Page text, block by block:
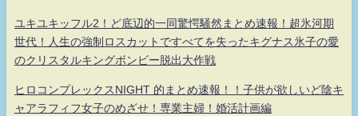
ユキユキッフル2！ど底辺的一同驚愕騒然まとめ速報！超氷河期
世代！人生の強制ロスカットですべてを失ったキグナス氷子の愛
のクリスタルキングボンビー脱出大作戦
ヒロコンプレックスNIGHT 的まとめ速報！！子供が欲しいど陰キ
ャアラフィフ女子のめざせ！専業主婦！婚活計画編